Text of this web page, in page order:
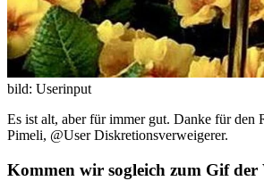
bild: Userinput
Es ist alt, aber für immer gut. Danke für den
Pimeli, @User Diskretionsverweigerer.
Kommen wir sogleich zum Gif der